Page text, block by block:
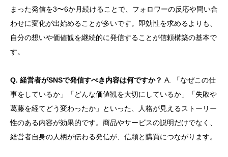
まった発信を3〜6か月続けることで、フォロワーの反応や問い合
わせに変化が出始めることが多いです。即効性を求めるよりも、
自分の想いや価値観を継続的に発信することが信頼構築の基本で
す。
Q. 経営者がSNSで発信すべき内容は何ですか？ A. 「なぜこの仕
事をしているか」「どんな価値観を大切にしているか」「失敗や
葛藤を経てどう変わったか」といった、人格が見えるストーリー
性のある内容が効果的です。商品やサービスの説明だけでなく、
経営者自身の人柄が伝わる発信が、信頼と購買につながります。